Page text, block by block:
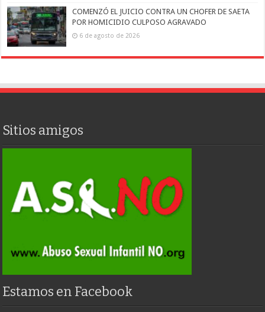
COMENZÓ EL JUICIO CONTRA UN CHOFER DE SAETA
POR HOMICIDIO CULPOSO AGRAVADO
6 de agosto de 2026
Sitios amigos
Estamos en Facebook